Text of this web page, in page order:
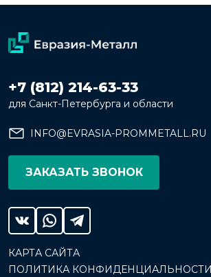
+7 (812) 214-63-33
для Санкт-Петербурга и области
INFO@EVRASIA-PROMMETALL.RU
ЗАКАЗАТЬ ЗВОНОК
КАРТА САЙТА
ПОЛИТИКА КОНФИДЕНЦИАЛЬНОСТИ